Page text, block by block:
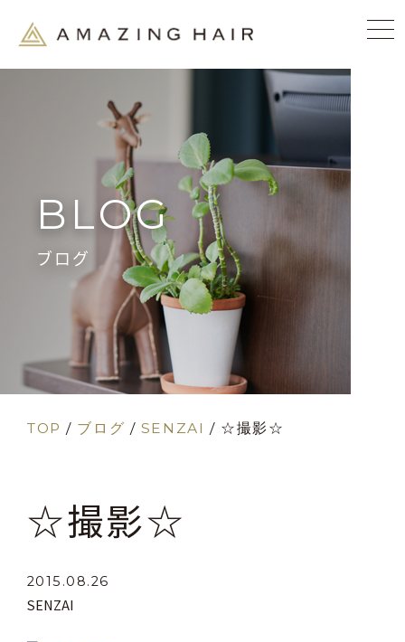
BLOG
ブログ
TOP / ブログ / SENZAI / ☆撮影☆
☆撮影☆
2015.08.26
SENZAI